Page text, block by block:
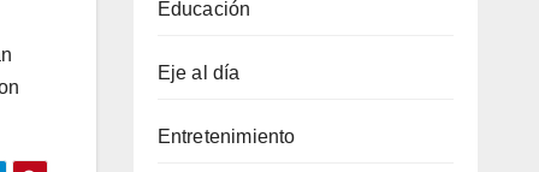
Educación
Eje al día
Entretenimiento